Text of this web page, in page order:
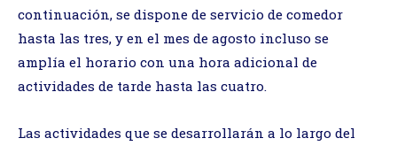
continuación, se dispone de servicio de comedor
hasta las tres, y en el mes de agosto incluso se
amplía el horario con una hora adicional de
actividades de tarde hasta las cuatro.
Las actividades que se desarrollarán a lo largo del